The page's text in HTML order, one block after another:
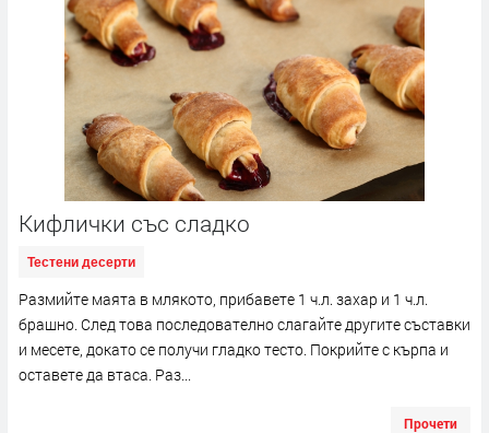
Кифлички със сладко
Тестени десерти
Размийте маята в млякото, прибавете 1 ч.л. захар и 1 ч.л.
брашно. След това последователно слагайте другите съставки
и месете, докато се получи гладко тесто. Покрийте с кърпа и
оставете да втаса. Раз...
Прочети